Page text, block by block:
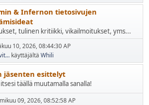
& Infernon tietosivujen
tulinen kritiikki, vikailmoitukset, yms...
10, 2026, 08:44:30 AP
käyttäjältä Whili
jäsenten esittelyt
täällä muutamalla sanalla!
09, 2026, 08:52:58 AP